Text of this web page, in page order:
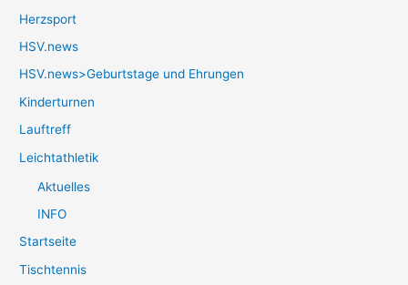
Herzsport
HSV.news
HSV.news>Geburtstage und Ehrungen
Kinderturnen
Lauftreff
Leichtathletik
Aktuelles
INFO
Startseite
Tischtennis